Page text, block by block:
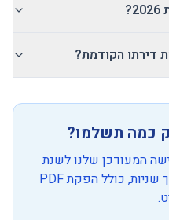
דירתו הקודמת?
כמה תשלמו?
המעודכן שלנו לשנת
2026 וקבלו חישוב מדויק תוך שניות, כולל הפקת PDF